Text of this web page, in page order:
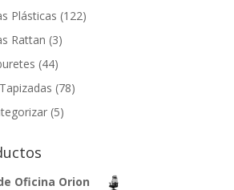
Plásticas (122)
Rattan (3)
(44)
(78)
(5)
Oficina Orion